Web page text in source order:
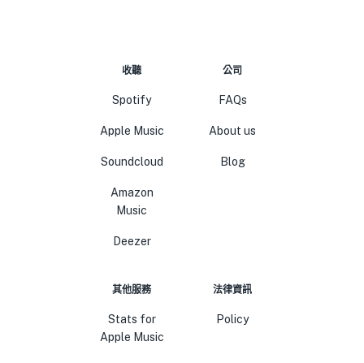
收聽
Spotify
Apple Music
Soundcloud
Amazon
Music
Deezer
公司
FAQs
About us
Blog
其他服務
Stats for
Apple Music
法律資訊
Policy